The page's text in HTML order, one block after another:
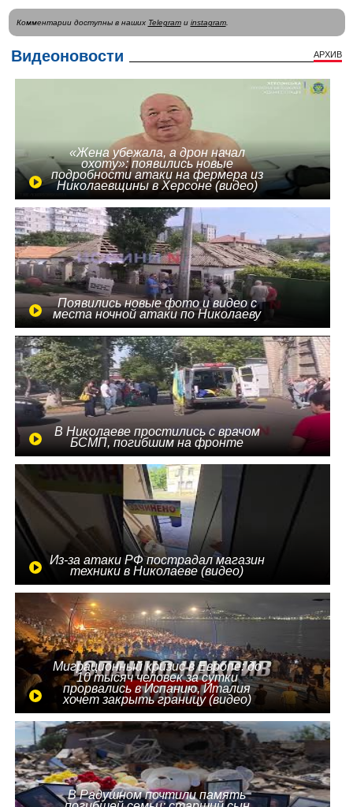
Комментарии доступны в наших Telegramи instagram.
Видеоновости АРХИВ
«Жена убежала, а дрон начал
охоту»: появились новые
подробности атаки на фермера из
Николаевщины в Херсоне (видео)
Появились новые фото и видео с
места ночной атаки по Николаеву
В Николаеве простились с врачом
БСМП, погибшим на фронте
Из-за атаки РФ пострадал магазин
техники в Николаеве (видео)
Миграционный кризис в Европе: до
10 тысяч человек за сутки
прорвались в Испанию, Италия
хочет закрыть границу (видео)
В Радушном почтили память